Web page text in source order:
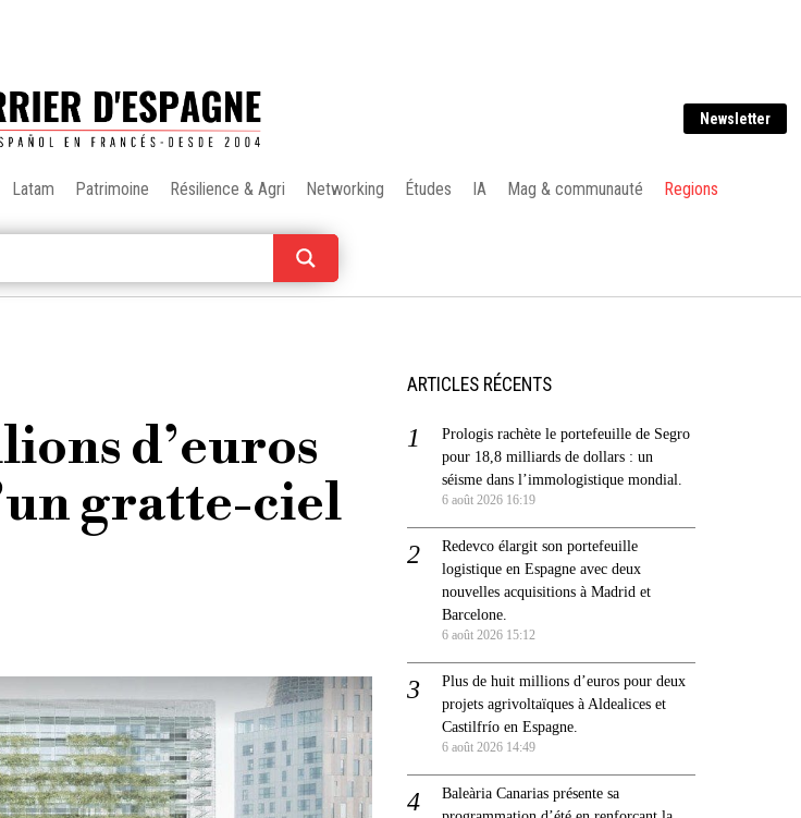
Newsletter
Latam Patrimoine Résilience & Agri Networking Études IA Mag & communauté Regions
d’euros
gratte-ciel
ARTICLES RÉCENTS
Prologis rachète le portefeuille de Segro
pour 18,8 milliards de dollars : un
séisme dans l’immologistique mondial.
6 août 2026 16:19
Redevco élargit son portefeuille
logistique en Espagne avec deux
nouvelles acquisitions à Madrid et
Barcelone.
6 août 2026 15:12
Plus de huit millions d’euros pour deux
projets agrivoltaïques à Aldealices et
Castilfrío en Espagne.
6 août 2026 14:49
Baleària Canarias présente sa